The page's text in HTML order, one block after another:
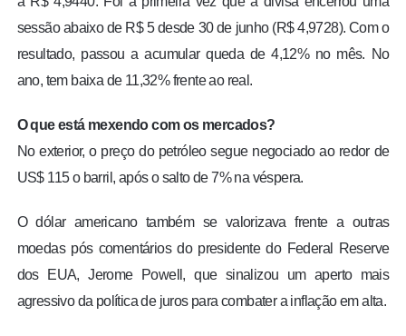
sessão abaixo de R$ 5 desde 30 de junho (R$ 4,9728). Com o
resultado, passou a acumular queda de 4,12% no mês. No
ano, tem baixa de 11,32% frente ao real.
O que está mexendo com os mercados?
No exterior, o preço do petróleo segue negociado ao redor de
US$ 115 o barril, após o salto de 7% na véspera.
O dólar americano também se valorizava frente a outras
moedas pós comentários do presidente do Federal Reserve
dos EUA, Jerome Powell, que sinalizou um aperto mais
agressivo da política de juros para combater a inflação em alta.